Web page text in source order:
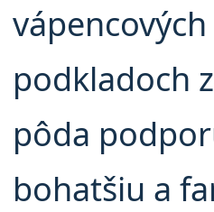
vápencových
podkladoch
pôda
bohatšiu a